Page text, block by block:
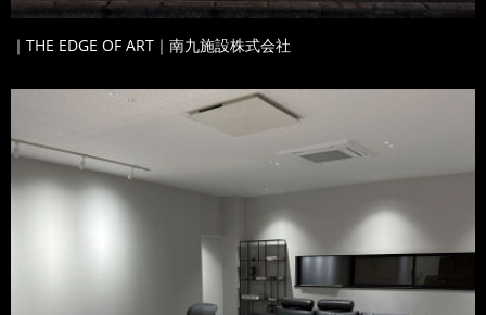
｜THE EDGE OF ART｜南九施設株式会社